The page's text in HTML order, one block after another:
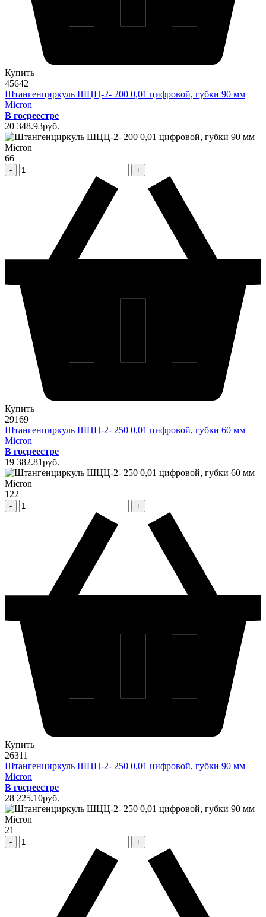
Купить
45642
Штангенциркуль ШЦЦ-2- 200 0,01 цифровой, губки 90 мм
Micron
В госреестре
20 348.93pуб.
66
Купить
29169
Штангенциркуль ШЦЦ-2- 250 0,01 цифровой, губки 60 мм
Micron
В госреестре
19 382.81pуб.
122
Купить
26311
Штангенциркуль ШЦЦ-2- 250 0,01 цифровой, губки 90 мм
Micron
В госреестре
28 225.10pуб.
21